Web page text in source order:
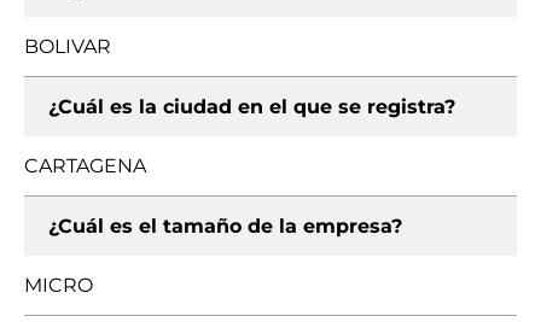
BOLIVAR
¿Cuál es la ciudad en el que se registra?
CARTAGENA
¿Cuál es el tamaño de la empresa?
MICRO